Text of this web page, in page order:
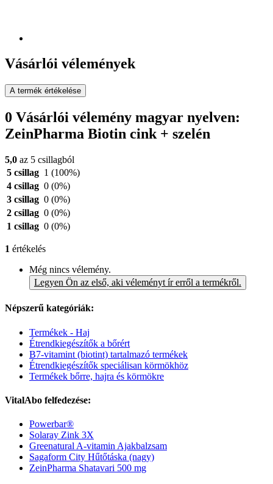
Vásárlói vélemények
A termék értékelése
0 Vásárlói vélemény magyar nyelven:
ZeinPharma Biotin cink + szelén
5,0 az 5 csillagból
5 csillag 1 (100%)
4 csillag 0 (0%)
3 csillag 0 (0%)
2 csillag 0 (0%)
1 csillag 0 (0%)
1 értékelés
Még nincs vélemény.
Legyen Ön az első, aki véleményt ír erről a termékről.
Népszerű kategóriák:
Termékek - Haj
Étrendkiegészítők a bőrért
B7-vitamint (biotint) tartalmazó termékek
Étrendkiegészítők speciálisan körmökhöz
Termékek bőrre, hajra és körmökre
VitalAbo felfedezése:
Powerbar®
Solaray Zink 3X
Greenatural A-vitamin Ajakbalzsam
Sagaform City Hűtőtáska (nagy)
ZeinPharma Shatavari 500 mg